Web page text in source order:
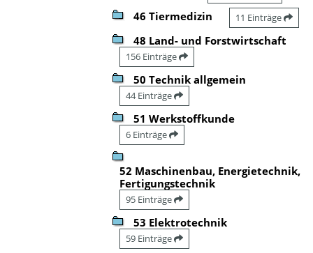
46 Tiermedizin 11 Einträge
48 Land- und Forstwirtschaft
156 Einträge
50 Technik allgemein
44 Einträge
51 Werkstoffkunde
6 Einträge
52 Maschinenbau, Energietechnik,
Fertigungstechnik
95 Einträge
53 Elektrotechnik
59 Einträge